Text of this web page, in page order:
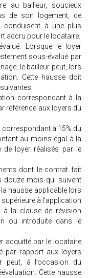
au bailleur, soucieux
de son logement, de
conduisent à une plus
accru pour le locataire.
Lorsque le loyer
sous-évalué par
le bailleur peut, lors
Cette hausse doit
correspondant à la
référence aux loyers du
à 15% du
au moins égal à la
de loyer réalisés par le
dont le contrat fait
douze mois qui suivent
la hausse applicable lors
à l’application
à la clause de révision
ou introduite dans le
acquitté par le locataire
par rapport aux loyers
peut, à l’occasion du
Cette hausse